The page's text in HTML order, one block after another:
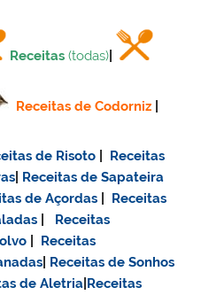
Receitas (todas)
Receitas de Codorniz
de Risoto
Receitas
Receitas de Sapateira
de Açordas
Receitas
Receitas
Receitas
Receitas de Sonhos
de Aletria Receitas